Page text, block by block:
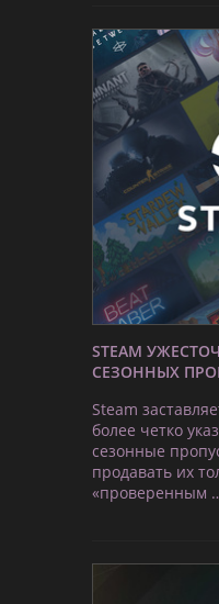
STEAM
СЕЗОННЫХ
Steam
более четко
сезонные
продавать их
«проверенным